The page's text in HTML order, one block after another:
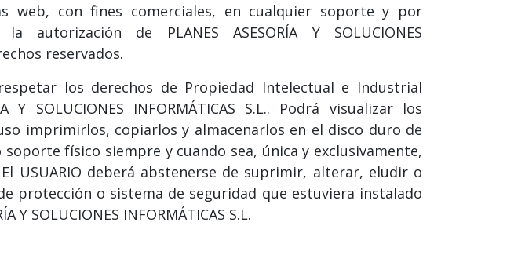
web, con fines comerciales, en cualquier soporte y por
autorización de PLANES ASESORÍA Y SOLUCIONES
reservados.
los derechos de Propiedad Intelectual e Industrial
Y SOLUCIONES INFORMÁTICAS S.L.. Podrá visualizar los
imprimirlos, copiarlos y almacenarlos en el disco duro de
físico siempre y cuando sea, única y exclusivamente,
USUARIO deberá abstenerse de suprimir, alterar, eludir o
protección o sistema de seguridad que estuviera instalado
Y SOLUCIONES INFORMÁTICAS S.L.